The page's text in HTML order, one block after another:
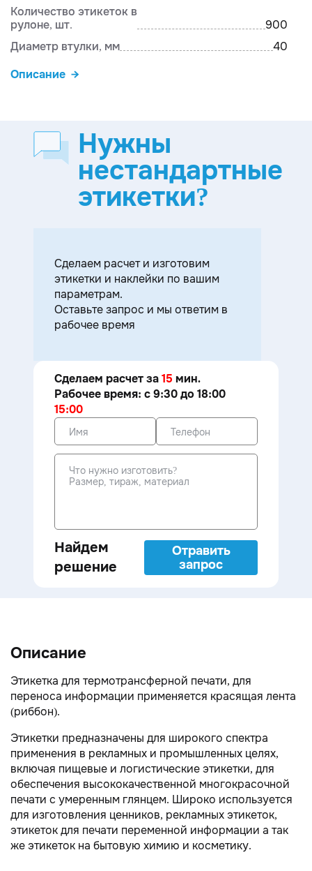
Количество этикеток в
рулоне, шт.
900
Диаметр втулки, мм
40
Описание
Нужны
нестандартные
этикетки?
Cделаем расчет и изготовим
этикетки и наклейки по вашим
параметрам.
Оставьте запрос и мы ответим в
рабочее время
Сделаем расчет за15 мин.
Рабочее время: с 9:30 до 18:00
15:00
Найдем
решение
Отравить
запрос
Описание
Этикетка для термотрансферной печати, для
переноса информации применяется красящая лента
(риббон).
Этикетки предназначены для широкого спектра
применения в рекламных и промышленных целях,
включая пищевые и логистические этикетки, для
обеспечения высококачественной многокрасочной
печати с умеренным глянцем. Широко используется
для изготовления ценников, рекламных этикеток,
этикеток для печати переменной информации а так
же этикеток на бытовую химию и косметику.